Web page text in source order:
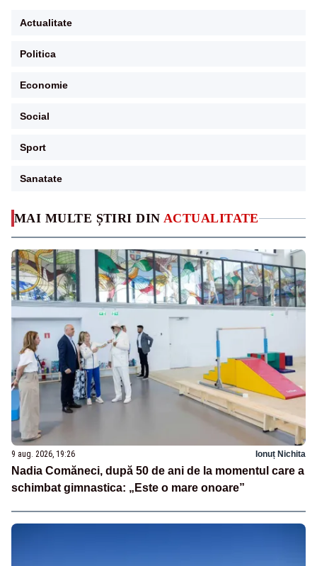
MAI MULTE ȘTIRI DIN ACTUALITATE
9 aug. 2026, 19:26 Ionuț Nichita
Nadia Comăneci, după 50 de ani de la momentul care a
schimbat gimnastica: „Este o mare onoare”
Actualitate
Politica
Economie
Social
Sport
Sanatate